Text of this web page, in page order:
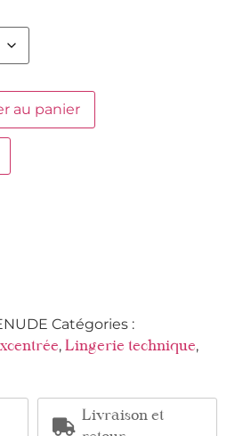
au panier
Catégories :
, Lingerie technique,
Livraison et